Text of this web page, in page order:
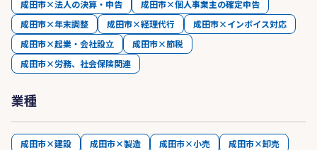
成田市×法人の決算・申告
成田市×個人事業主の確定申告
成田市×年末調整
成田市×経理代行
成田市×インボイス対応
成田市×起業・会社設立
成田市×節税
成田市×労務、社会保険関連
業種
成田市×建設 成田市×製造 成田市×小売
成田市×卸売